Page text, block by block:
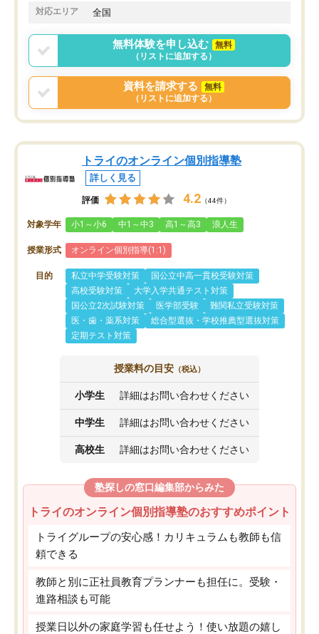
でした。
言う事で講師変更の申し出があり、あ
まりに短期での変更だった為、塾に通
う事にして退会しました。遅れも取り
戻せ、授業内容や講師の方は良かった
と思います。
対応エリア 全国
無料体験を申し込む
無料
（リストに追加する）
資料を請求する
無料
（リストに追加する）
トライのオンライン個別指導塾
詳しく見る
評価 4.2 （44件）
対象学年 小1～小6 中1～中3 高1～高3 浪人生
授業形式 オンライン個別指導(1:1)
目的 私立中学受験対策
国公立中高一貫校受験対策
高校受験対策
大学入学共通テスト対策
国公立2次試験対策
医学部受験
難関私立受験対策
医・歯・薬系対策
総合型選抜・学校推薦型選抜対策
定期テスト対策
授業料の目安 （税込）
小学生 詳細はお問い合わせください
中学生 詳細はお問い合わせください
高校生 詳細はお問い合わせください
塾探しの窓口編集部からみた
トライのオンライン個別指導塾のおすすめポイント
トライグループの安心感！カリキュラムも教師も信
頼できる
教師と別に正社員教育プランナーも担任に。受験・
進路相談も可能
授業日以外の家庭学習も任せよう！使い放題の嬉し